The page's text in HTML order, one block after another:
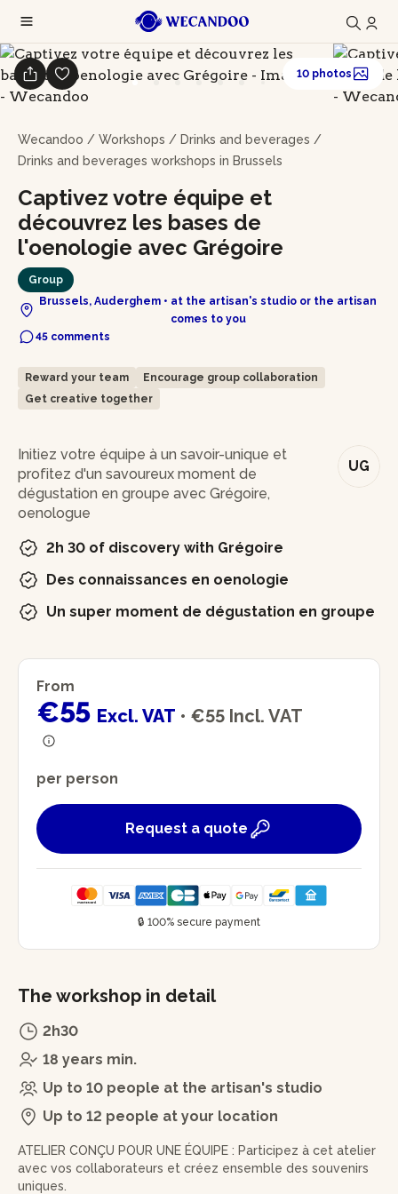
Wecandoo / Workshops / Drinks and beverages /
Drinks and beverages workshops in Brussels
Captivez votre équipe et
découvrez les bases de
l'oenologie avec Grégoire
Group
Brussels, Auderghem • at the artisan's studio or the artisan
comes to you
45 comments
10 photos
Reward your team
Encourage group collaboration
Get creative together
In brief
UG
Initiez votre équipe à un savoir-unique et
profitez d'un savoureux moment de
dégustation en groupe avec Grégoire,
oenologue
2h 30 of discovery with Grégoire
Des connaissances en oenologie
Un super moment de dégustation en groupe
From
€55 Excl. VAT • €55 Incl. VAT
per person
Request a quote
🔒 100% secure payment
The workshop in detail
2h30
18 years min.
Up to 10 people at the artisan's studio
Up to 12 people at your location
ATELIER CONÇU POUR UNE ÉQUIPE : Participez à cet atelier
avec vos collaborateurs et créez ensemble des souvenirs
uniques.